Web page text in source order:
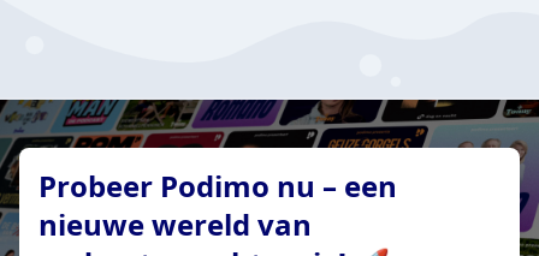
Probeer Podimo nu – een
nieuwe wereld van